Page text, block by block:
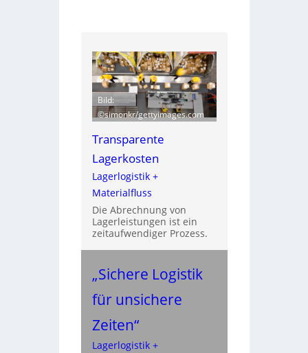
Bild:
©simonkr/gettyimages.com
Transparente
Lagerkosten
Lagerlogistik +
Materialfluss
Die Abrechnung von
Lagerleistungen ist ein
zeitaufwendiger Prozess.
„Sichere Logistik
für unsichere
Zeiten“
Lagerlogistik +